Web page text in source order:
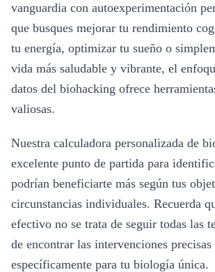
vanguardia con autoexperimentación
que busques mejorar tu rendimiento
tu energía, optimizar tu sueño o
vida más saludable y vibrante, el
datos del biohacking ofrece
valiosas.
Nuestra calculadora personalizada de
excelente punto de partida para
podrían beneficiarte más según tus
circunstancias individuales. Recuerda
efectivo no se trata de seguir todas las
de encontrar las intervenciones
específicamente para tu biología única.